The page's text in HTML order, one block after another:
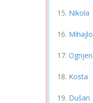
Nikola
Mihajlo
Ognjen
Kosta
Dušan